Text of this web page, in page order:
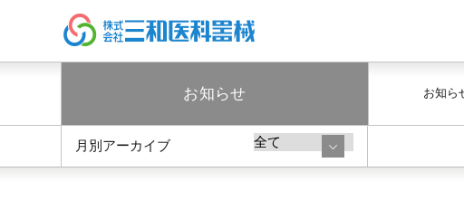
お知らせ お知ら
月別アーカイブ